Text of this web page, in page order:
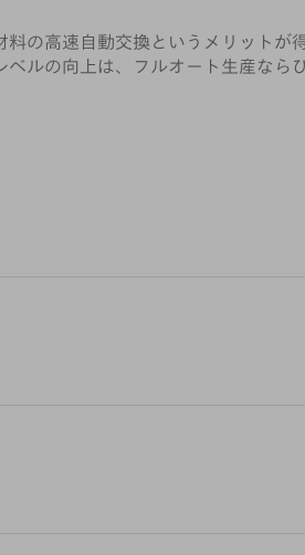
の高速自動交換というメリットが
ルの向上は、フルオート生産なら